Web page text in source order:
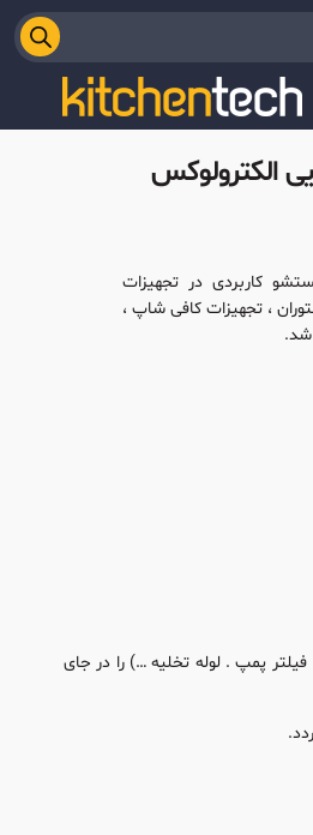
الکترولوکس
کاربردی در تجهیزات
، تجهیزات کافی شاپ ،
پمپ . لوله تخلیه …) را در جای